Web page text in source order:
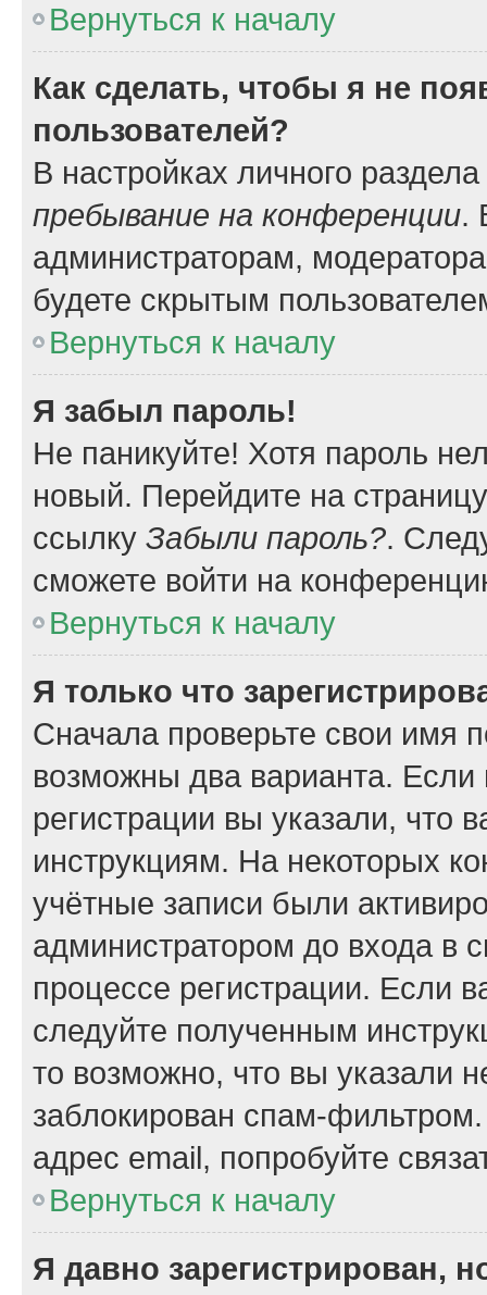
Вернуться к началу
Как сделать, чтобы я не
пользователей?
В настройках личного
пребывание на конференции.
администраторам,
будете скрытым
Вернуться к началу
Я забыл пароль!
Не паникуйте! Хотя пароль
новый. Перейдите на
ссылку Забыли пароль?.
сможете войти на
Вернуться к началу
Я только что
Сначала проверьте свои имя
возможны два варианта.
регистрации вы указали, что
инструкциям. На некоторых
учётные записи были
администратором до входа в
процессе регистрации. Если
следуйте полученным
то возможно, что вы указали
заблокирован спам-
адрес email, попробуйте
Вернуться к началу
Я давно зарегистрирован,